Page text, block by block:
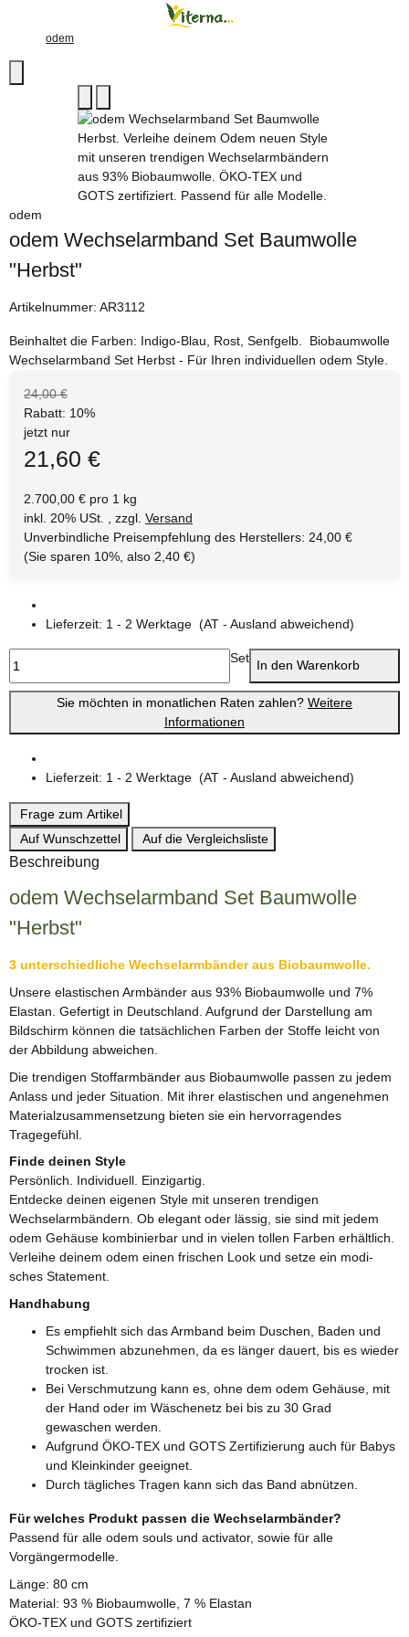
odem
odem
odem Wechselarmband Set Baumwolle
"Herbst"
Artikelnummer: AR3112
Beinhaltet die Farben: Indigo-Blau, Rost, Senfgelb. Biobaumwolle
Wechselarmband Set Herbst - Für Ihren individuellen odem Style.
24,00 €
Rabatt: 10%
jetzt nur
21,60 €
2.700,00 € pro 1 kg
inkl. 20% USt. , zzgl. Versand
Unverbindliche Preisempfehlung des Herstellers: 24,00 €
(Sie sparen 10%, also 2,40 €)
Lieferzeit: 1 - 2 Werktage (AT - Ausland abweichend)
Set In den Warenkorb
Sie möchten in monatlichen Raten zahlen? Weitere
Informationen
Lieferzeit: 1 - 2 Werktage (AT - Ausland abweichend)
Frage zum Artikel
Auf Wunschzettel
Auf die Vergleichsliste
Beschreibung
odem Wechselarmband Set Baumwolle
"Herbst"
3 unterschiedliche Wechselarmbänder aus Biobaumwolle.
Unsere elastischen Armbänder aus 93% Biobaumwolle und 7%
Elastan. Gefertigt in Deutschland. Aufgrund der Darstellung am
Bildschirm können die tatsächlichen Farben der Stoffe leicht von
der Abbildung abweichen.
Die trendigen Stoffarmbänder aus Biobaumwolle passen zu jedem
Anlass und jeder Situation. Mit ihrer elastischen und angenehmen
Materialzusammensetzung bieten sie ein hervorragendes
Tragegefühl.
Finde deinen Style
Persönlich. Individuell. Einzigartig.
Entdecke deinen eigenen Style mit unseren trendigen
Wechselarmbändern. Ob elegant oder lässig, sie sind mit jedem
odem Gehäuse kombinierbar und in vielen tollen Farben erhältlich.
Verleihe deinem odem einen frischen Look und setze ein modi-
sches Statement.
Handhabung
Es empfiehlt sich das Armband beim Duschen, Baden und
Schwimmen abzunehmen, da es länger dauert, bis es wieder
trocken ist.
Bei Verschmutzung kann es, ohne dem odem Gehäuse, mit
der Hand oder im Wäschenetz bei bis zu 30 Grad
gewaschen werden.
Aufgrund ÖKO-TEX und GOTS Zertifizierung auch für Babys
und Kleinkinder geeignet.
Durch tägliches Tragen kann sich das Band abnützen.
Für welches Produkt passen die Wechselarmbänder?
Passend für alle odem souls und activator, sowie für alle
Vorgängermodelle.
Länge: 80 cm
Material: 93 % Biobaumwolle, 7 % Elastan
ÖKO-TEX und GOTS zertifiziert